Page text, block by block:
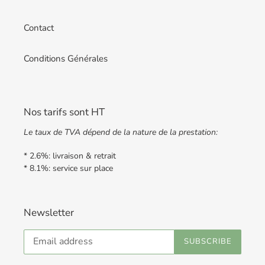
Contact
Conditions Générales
Nos tarifs sont HT
Le taux de TVA dépend de la nature de la prestation:
* 2.6%: livraison & retrait
* 8.1%: service sur place
Newsletter
SUBSCRIBE